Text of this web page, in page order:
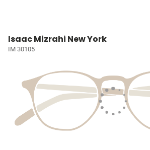
Isaac Mizrahi New York
IM 30105